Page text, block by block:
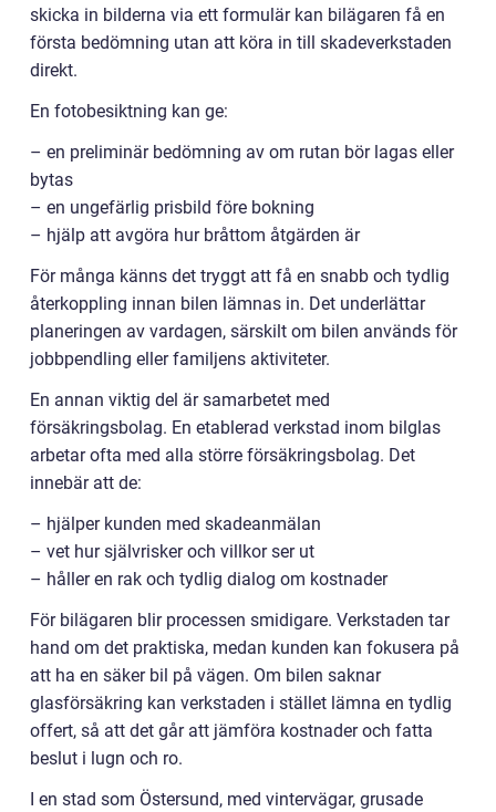
skicka in bilderna via ett formulär kan bilägaren få en
första bedömning utan att köra in till skadeverkstaden
direkt.
En fotobesiktning kan ge:
– en preliminär bedömning av om rutan bör lagas eller
bytas
– en ungefärlig prisbild före bokning
– hjälp att avgöra hur bråttom åtgärden är
För många känns det tryggt att få en snabb och tydlig
återkoppling innan bilen lämnas in. Det underlättar
planeringen av vardagen, särskilt om bilen används för
jobbpendling eller familjens aktiviteter.
En annan viktig del är samarbetet med
försäkringsbolag. En etablerad verkstad inom bilglas
arbetar ofta med alla större försäkringsbolag. Det
innebär att de:
– hjälper kunden med skadeanmälan
– vet hur självrisker och villkor ser ut
– håller en rak och tydlig dialog om kostnader
För bilägaren blir processen smidigare. Verkstaden tar
hand om det praktiska, medan kunden kan fokusera på
att ha en säker bil på vägen. Om bilen saknar
glasförsäkring kan verkstaden i stället lämna en tydlig
offert, så att det går att jämföra kostnader och fatta
beslut i lugn och ro.
I en stad som Östersund, med vintervägar, grusade